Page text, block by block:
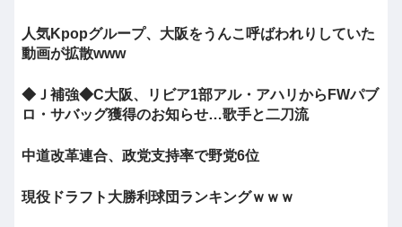
人気Kpopグループ、大阪をうんこ呼ばわれりしていた
動画が拡散www
◆Ｊ補強◆C大阪、リビア1部アル・アハリからFWパブ
ロ・サバッグ獲得のお知らせ…歌手と二刀流
中道改革連合、政党支持率で野党6位
現役ドラフト大勝利球団ランキングｗｗｗ